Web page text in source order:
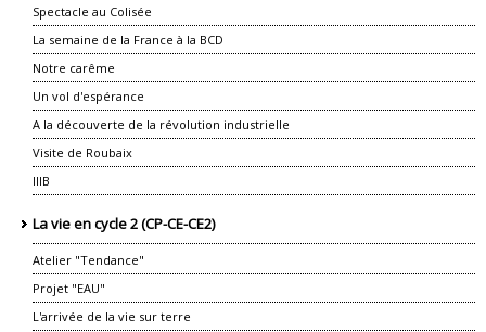
Spectacle au Colisée
La semaine de la France à la BCD
Notre carême
Un vol d'espérance
A la découverte de la révolution industrielle
Visite de Roubaix
IIIB
La vie en cycle 2 (CP-CE-CE2)
Atelier "Tendance"
Projet "EAU"
L'arrivée de la vie sur terre